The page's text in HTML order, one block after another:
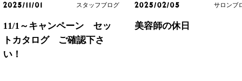
2025/11/01 スタッフブログ
11/1～キャンペーン セッ
トカタログ ご確認下さ
い！
2025/02/05 サロンブ
美容師の休日